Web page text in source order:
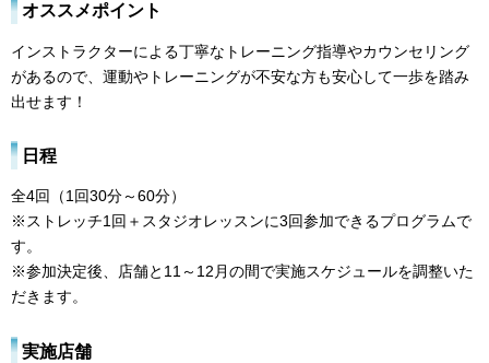
オススメポイント
インストラクターによる丁寧なトレーニング指導やカウンセリング
があるので、運動やトレーニングが不安な方も安心して一歩を踏み
出せます！
日程
全4回（1回30分～60分）
※ストレッチ1回＋スタジオレッスンに3回参加できるプログラムで
す。
※参加決定後、店舗と11～12月の間で実施スケジュールを調整いた
だきます。
実施店舗